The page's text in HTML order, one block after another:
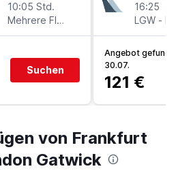
10:05 Std.
Mehrere Fluglinien
Suchen
16:25
LGW -
Angebot
30.07.
121 €
von Frankfurt
Gatwick